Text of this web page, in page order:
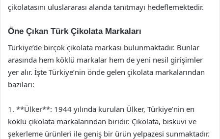
çikolatasını uluslararası alanda tanıtmayı hedeflemektedir.
Öne Çıkan Türk Çikolata Markaları
Türkiye’de birçok çikolata markası bulunmaktadır. Bunlar
arasında hem köklü markalar hem de yeni nesil girişimler
yer alır. İşte Türkiye’nin önde gelen çikolata markalarından
bazıları:
1. **Ülker**: 1944 yılında kurulan Ülker, Türkiye’nin en
köklü çikolata markalarından biridir. Çikolata, bisküvi ve
şekerleme ürünleri ile geniş bir ürün yelpazesi sunmaktadır.